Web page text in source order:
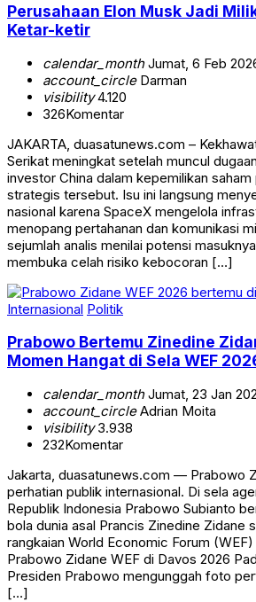
Perusahaan Elon Musk Jadi
Ketar-ketir
calendar_monthJumat, 6 Feb
account_circleDarman
visibility4.120
326Komentar
JAKARTA, duasatunews.com –
Serikat meningkat setelah muncul
investor China dalam kepemilikan saham
strategis tersebut. Isu ini langsung
nasional karena SpaceX mengelola
menopang pertahanan dan komunikasi
sejumlah analis menilai potensi
membuka celah risiko kebocoran […]
Internasional Politik
Prabowo Bertemu Zinedine
Momen Hangat di Sela WEF
calendar_monthJumat, 23 Jan
account_circleAdrian Moita
visibility3.938
232Komentar
Jakarta, duasatunews.com — Prabowo
perhatian publik internasional. Di sela
Republik Indonesia Prabowo Subianto
bola dunia asal Prancis Zinedine Zidane
rangkaian World Economic Forum
Prabowo Zidane WEF di Davos 2026
Presiden Prabowo mengunggah foto
[…]